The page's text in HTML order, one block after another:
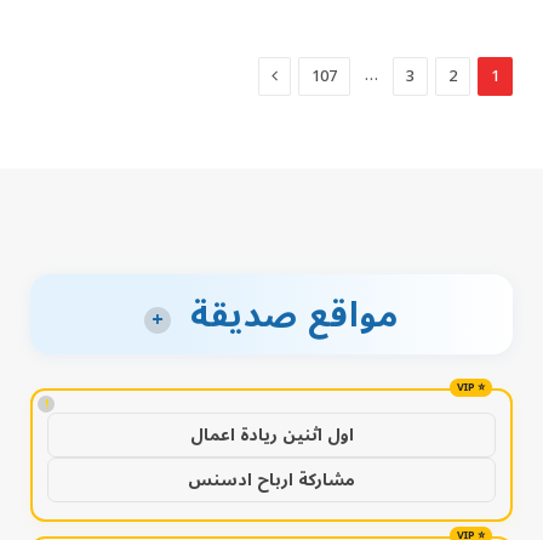
1
2
3
…
107 التالي
مواقع صديقة +
!
اول اثنين ريادة اعمال
مشاركة ارباح ادسنس